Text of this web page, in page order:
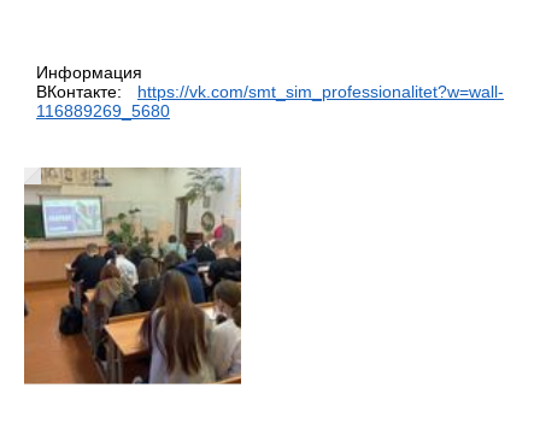
Информация
ВКонтакте: https://vk.com/smt_sim_professionalitet?w=wall-
116889269_5680